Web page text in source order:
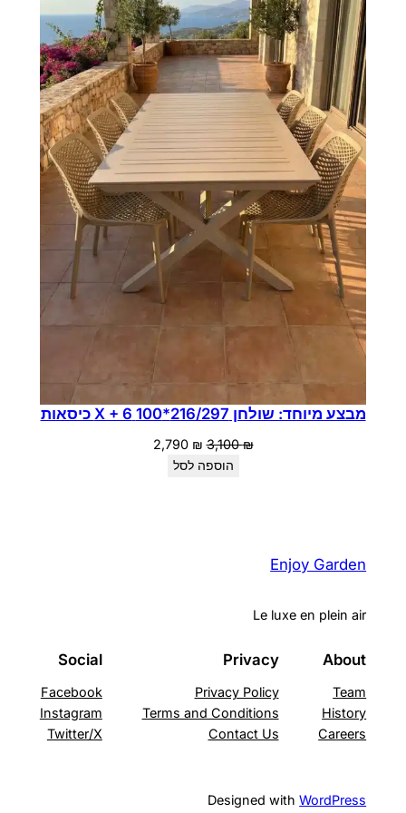
מבצע מיוחד: שולחן 216/297*100 X + 6 כיסאות
3,100₪
המחיר
המקורי
2,790 ₪
הוספה לסל
Enjoy Garden
Le luxe en plein air
About
Team
History
Careers
Privacy
Privacy Policy
Terms and Conditions
Contact Us
Social
Facebook
Instagram
Twitter/X
Designed withWordPress